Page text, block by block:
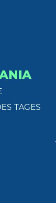
TAGES